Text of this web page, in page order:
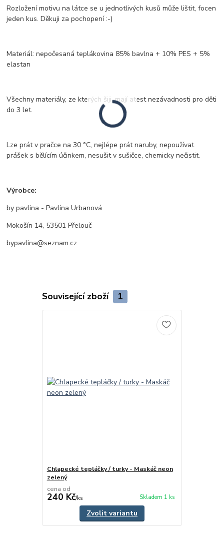
Rozložení motivu na látce se u jednotlivých kusů může lištit, focen
jeden kus. Děkuji za pochopení :-)
Materiál: nepočesaná teplákovina 85% bavlna + 10% PES + 5%
elastan
Všechny materiály, ze kterých šiji, mají atest nezávadnosti pro děti
do 3 let.
Lze prát v pračce na 30 °C, nejlépe prát naruby, nepoužívat
prášek s bělícím účinkem, nesušit v sušičce, chemicky nečistit.
Výrobce:
by pavlina - Pavlína Urbanová
Mokošín 14, 53501 Přelouč
bypavlina@seznam.cz
Související zboží 1
Chlapecké tepláčky / turky - Maskáč neon
zelený
cena od
240 Kč/ks Skladem 1 ks
Zvolit variantu